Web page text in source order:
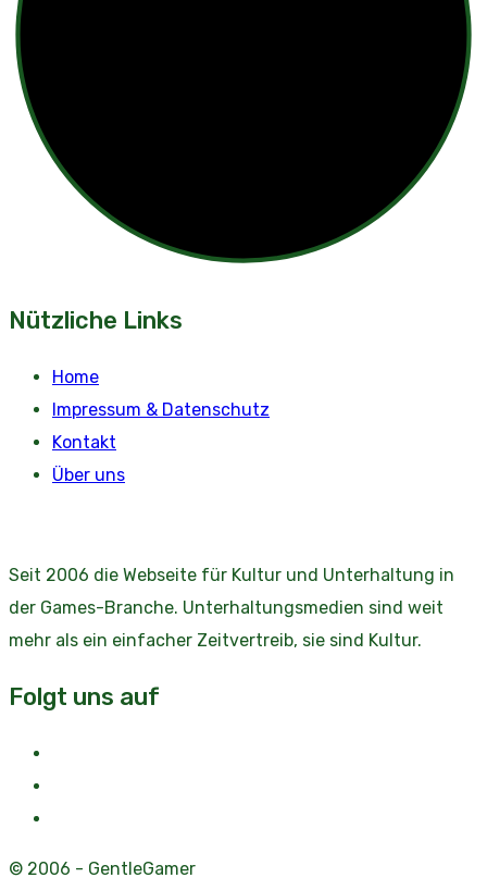
Nützliche Links
Home
Impressum & Datenschutz
Kontakt
Über uns
Seit 2006 die Webseite für Kultur und Unterhaltung in
der Games-Branche. Unterhaltungsmedien sind weit
mehr als ein einfacher Zeitvertreib, sie sind Kultur.
Folgt uns auf
© 2006 - GentleGamer